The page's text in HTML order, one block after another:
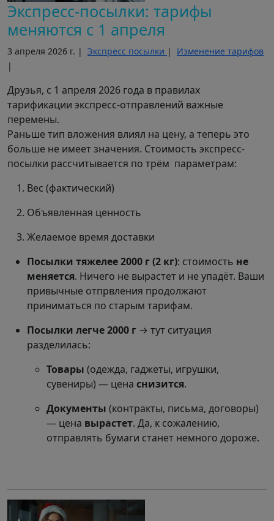
Экспресс-посылки: тарифы
меняются с 1 апреля
3 апреля 2026 г. | Экспресс посылки | Изменение тарифов
|
Друзья, с 1 апреля 2026 года в правилах
тарификации экспресс-отправлений важные
перемены.
Раньше тип вложения влиял на цену, а теперь это
больше не имеет значения. Стоимость экспресс-
посылки рассчитывается по трём параметрам:
Вес (фактический)
Объявленная ценность
Желаемое время доставки
Посылки тяжелее 2000 г (2 кг): стоимость не
меняется. Ничего не вырастет и не упадёт. Ваши
привычные отпрвления продолжают
приниматься по старым тарифам.
Посылки легче 2000 г → тут ситуация
разделилась:
Товары (одежда, гаджеты, игрушки,
сувениры) — цена снизится.
Документы (контракты, письма, договоры)
— цена вырастет. Да, к сожалению,
отправлять бумаги станет немного дороже.